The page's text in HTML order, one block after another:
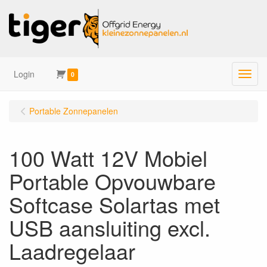
Login 0 Menu
Portable Zonnepanelen
100 Watt 12V Mobiel
Portable Opvouwbare
Softcase Solartas met
USB aansluiting excl.
Laadregelaar